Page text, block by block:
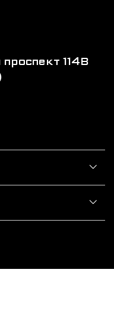
114В